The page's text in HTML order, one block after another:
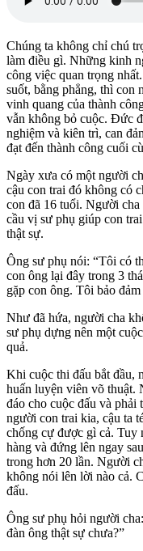
Chúng ta không chỉ chú
làm điều gì. Những kinh
công việc quan trọng
suốt, bằng phẳng, thì con
vinh quang của thành
vẫn không bỏ cuộc. Ðức
nghiệm và kiên trì, can
đạt đến thành công cuối
Ngày xưa có một người
cậu con trai đó không có
con đã 16 tuổi. Người
cầu vị sư phụ giúp con
thật sự.
Ông sư phụ nói: “Tôi có
con ông lại đây trong 3
gặp con ông. Tôi bảo
Như đã hứa, người cha
sư phụ dựng nên một
quả.
Khi cuộc thi đấu bắt đầu,
huấn luyện viên võ thuật.
đáo cho cuộc đấu và
người con trai kia, cậu ta
chống cự được gì cả. Tuy
hàng và đứng lên ngay
trong hơn 20 lần. Người
không nói lên lời nào cả.
đấu.
Ông sư phụ hỏi người
đàn ông thật sự chưa?”